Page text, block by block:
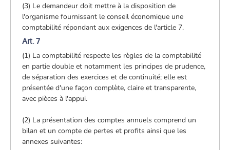
(3) Le demandeur doit mettre à la disposition de
l'organisme fournissant le conseil économique une
comptabilité répondant aux exigences de l'article 7.
Art. 7
(1) La comptabilité respecte les règles de la comptabilité
en partie double et notamment les principes de prudence,
de séparation des exercices et de continuité; elle est
présentée d'une façon complète, claire et transparente,
avec pièces à l'appui.
(2) La présentation des comptes annuels comprend un
bilan et un compte de pertes et profits ainsi que les
annexes suivantes: